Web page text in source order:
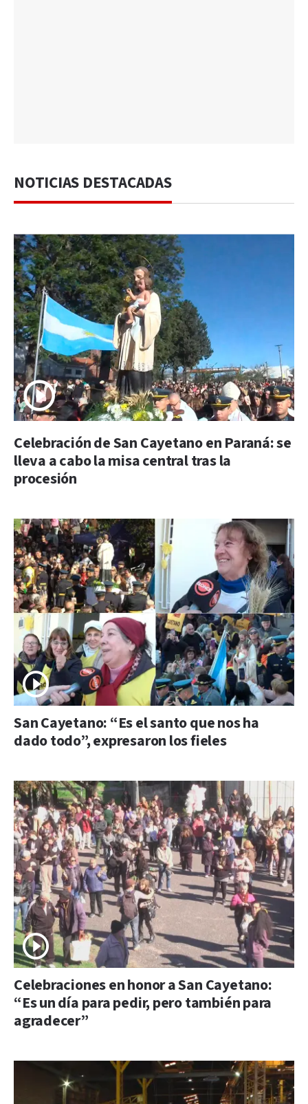
NOTICIAS DESTACADAS
Celebración de San Cayetano en Paraná: se
lleva a cabo la misa central tras la
procesión
San Cayetano: “Es el santo que nos ha
dado todo”, expresaron los fieles
Celebraciones en honor a San Cayetano:
“Es un día para pedir, pero también para
agradecer”